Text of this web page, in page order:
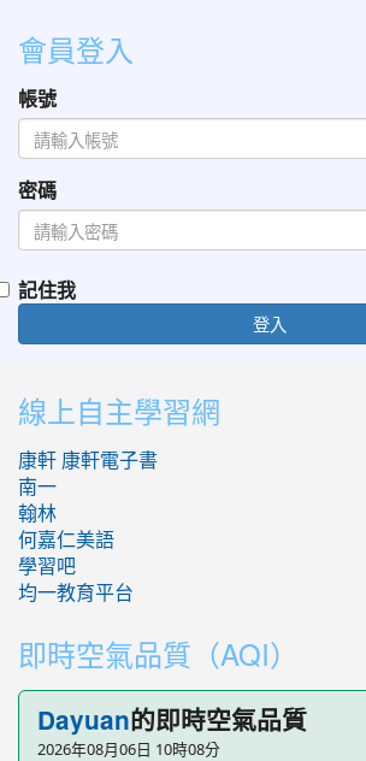
會員登入
帳號
密碼
記住我
登入
:::
線上自主學習網
康軒 康軒電子書
南一
翰林
何嘉仁美語
學習吧
均一教育平台
即時空氣品質（AQI）
Dayuan的即時空氣品質
2026年08月06日 10時08分